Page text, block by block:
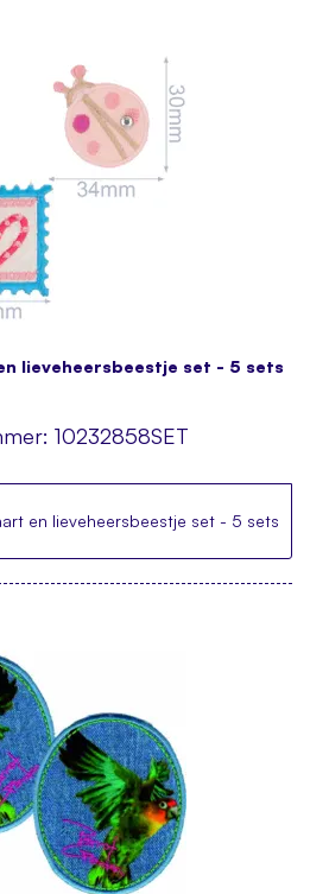
lieveheersbeestje set - 5 sets
10232858SET
en lieveheersbeestje set - 5 sets